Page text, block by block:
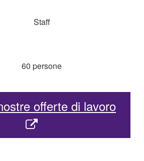
Staff
60 persone
offerte di lavoro